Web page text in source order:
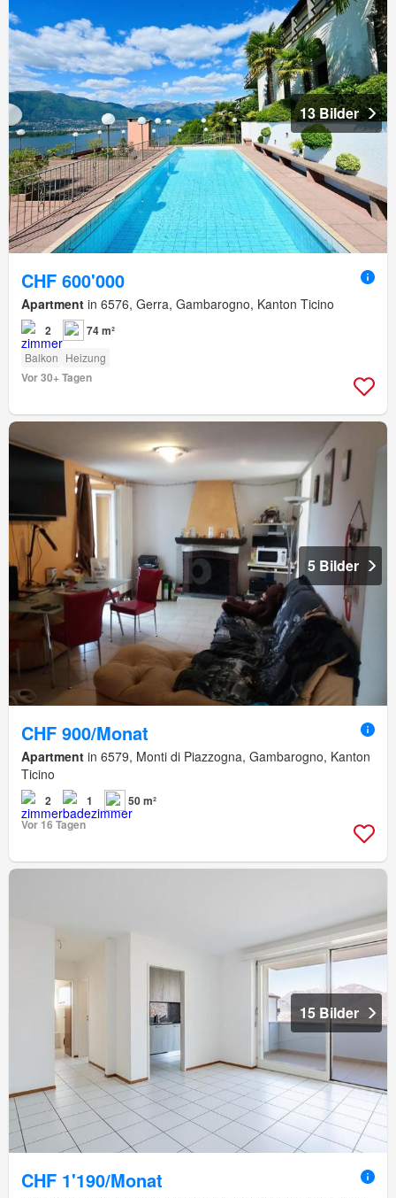
13 Bilder
CHF 600'000
Apartment in 6576, Gerra, Gambarogno, Kanton Ticino
2 74 m²
Balkon Heizung
Vor 30+ Tagen
5 Bilder
CHF 900/Monat
Apartment in 6579, Monti di Piazzogna, Gambarogno, Kanton
Ticino
2 1
50 m²
Vor 16 Tagen
15 Bilder
CHF 1'190/Monat